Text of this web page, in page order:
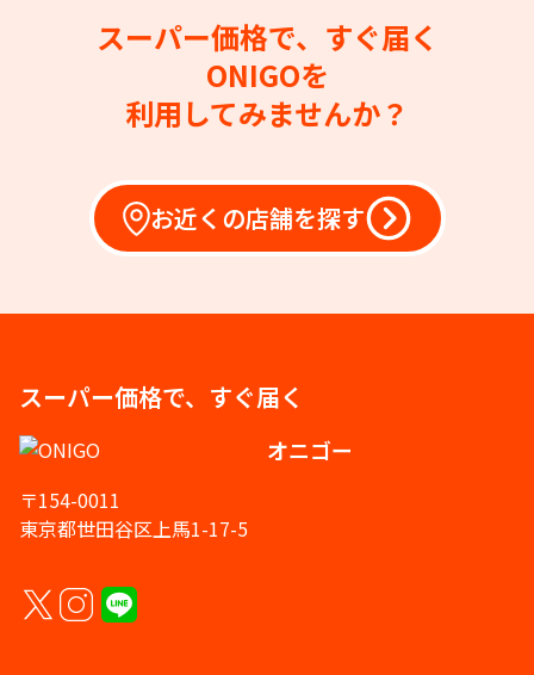
スーパー価格で、すぐ届く
ONIGOを
利用してみませんか？
お近くの店舗を探す
スーパー価格で、すぐ届く
オニゴー
〒154-0011
東京都世田谷区上馬1-17-5